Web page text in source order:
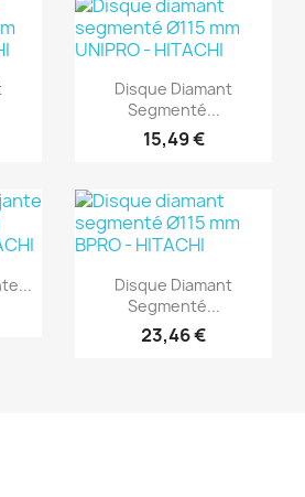
Aperçu rapide
Disque Diamant
Segmenté...
15,49 €
(1)
Aperçu rapide
Disque Diamant
Segmenté...
23,46 €